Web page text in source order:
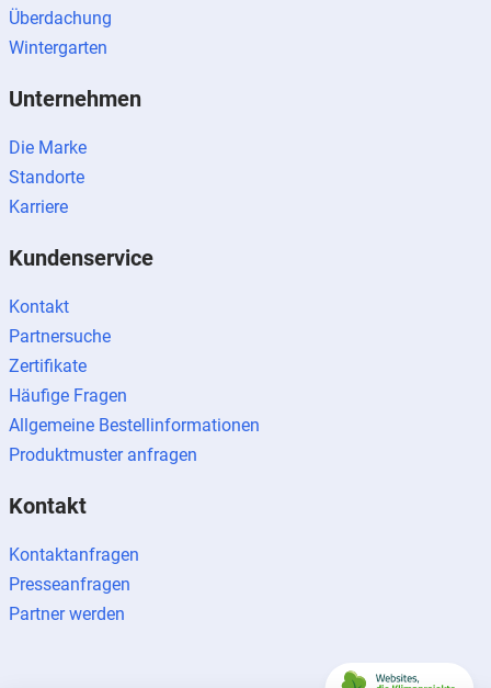
Überdachung
Wintergarten
Unternehmen
Die Marke
Standorte
Karriere
Kundenservice
Kontakt
Partnersuche
Zertifikate
Häufige Fragen
Allgemeine Bestellinformationen
Produktmuster anfragen
Kontakt
Kontaktanfragen
Presseanfragen
Partner werden